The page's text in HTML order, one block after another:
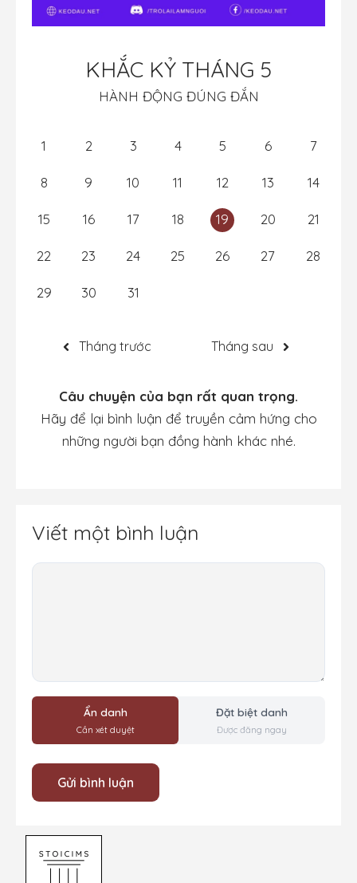
KHẮC KỶ THÁNG 5
HÀNH ĐỘNG ĐÚNG ĐẮN
1 2 3 4 5 6 7
8 9 10 11 12 13 14
15 16 17 18 19 20 21
22 23 24 25 26 27 28
29 30 31
Tháng trước Tháng sau
Câu chuyện của bạn rất quan trọng.
Hãy để lại bình luận để truyền cảm hứng cho
những người bạn đồng hành khác nhé.
Viết một bình luận
Bình
Ẩn danh
Cần xét duyệt
Đặt biệt danh
Được đăng ngay